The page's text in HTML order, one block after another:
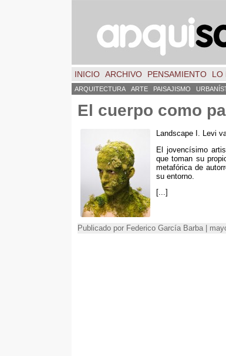
INICIO ARCHIVO PENSAMIENTO LO
ARQUITECTURA ARTE PAISAJISMO
El cuerpo como
Landscape I. Levi
El jovencísimo
que toman su
metafórica de
su entorno.
[...]
Publicado por Federico García Barba |